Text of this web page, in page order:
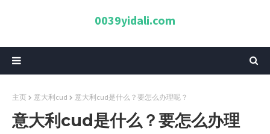
0039yidali.com
主页 意大利cud 意大利cud是什么？要怎么办理呢？
意大利cud是什么？要怎么办理